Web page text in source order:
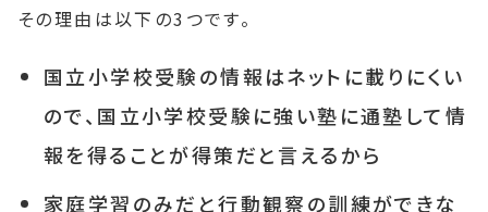
その理由は以下の3つです。
国立小学校受験の情報はネットに載りにくい
ので、国立小学校受験に強い塾に通塾して情
報を得ることが得策だと言えるから
家庭学習のみだと行動観察の訓練ができな